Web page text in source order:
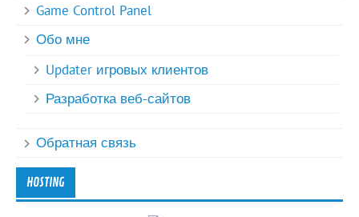
Game Control Panel
Обо мне
Updater игровых клиентов
Разработка веб-сайтов
Обратная связь
HOSTING